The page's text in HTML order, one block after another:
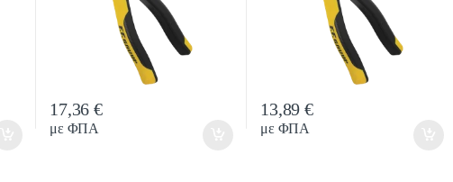
17,36€
με ΦΠΑ
13,89€
με ΦΠΑ